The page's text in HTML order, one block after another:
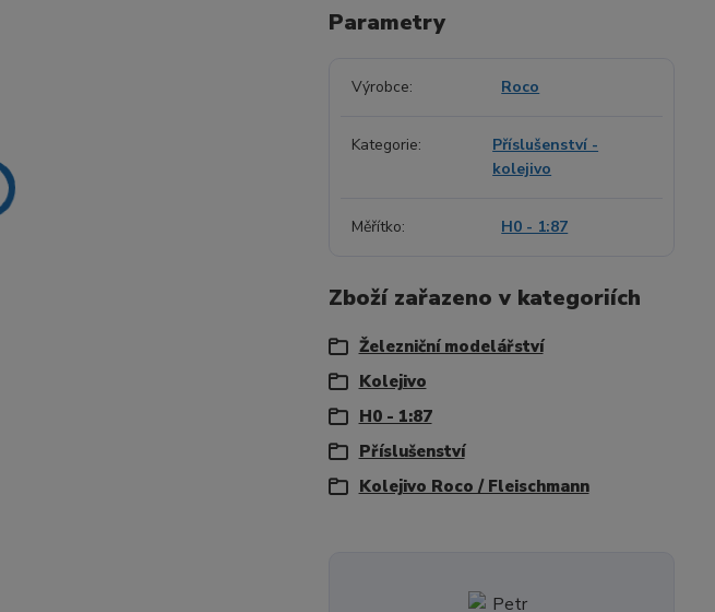
Parametry
Výrobce Roco
Kategorie
Příslušenství -
kolejivo
Měřítko H0 - 1:87
Zboží zařazeno v kategoriích
Železniční modelářství
Kolejivo
H0 - 1:87
Příslušenství
Kolejivo Roco / Fleischmann